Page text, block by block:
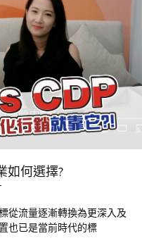
如何選擇?
從流量逐漸轉換為更深入及
也已是當前時代的標